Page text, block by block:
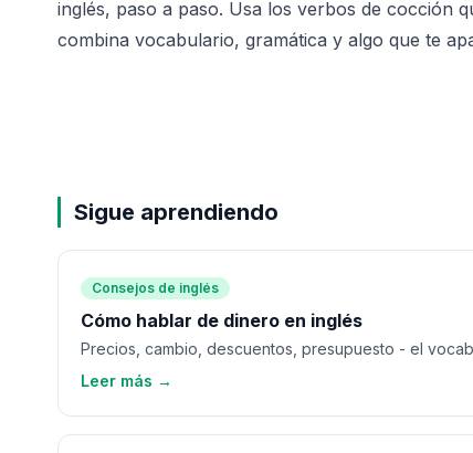
inglés, paso a paso. Usa los verbos de cocción
combina vocabulario, gramática y algo que te
Sigue aprendiendo
Consejos de inglés
Cómo hablar de dinero en inglés
Precios, cambio, descuentos, presupuesto - el
Leer más →